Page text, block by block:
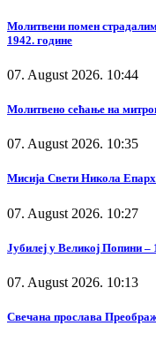
Молитвени помен
1942. године
07. August 2026. 10:44
Молитвено сећање на
07. August 2026. 10:35
Мисија Свети Никола
07. August 2026. 10:27
Јубилеј у Великој Попини
07. August 2026. 10:13
Свечана прослава